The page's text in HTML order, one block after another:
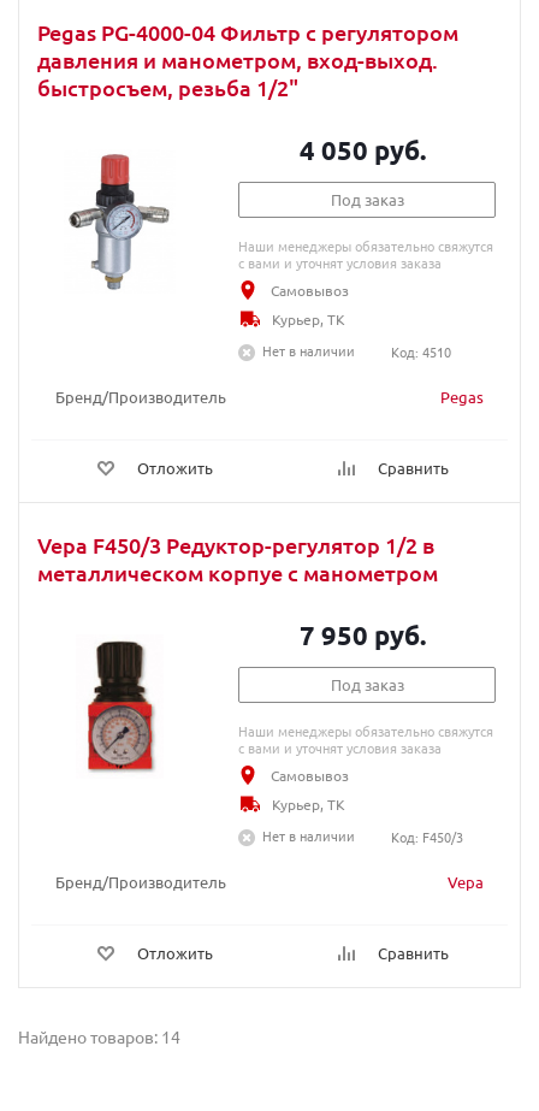
Pegas PG-4000-04 Фильтр с регулятором
давления и манометром, вход-выход.
быстросъем, резьба 1/2"
Бренд/Производитель Pegas
Отложить Сравнить
4 050 руб.
Под заказ
Наши менеджеры обязательно свяжутся
с вами и уточнят условия заказа
Самовывоз
Курьер, ТК
Нет в наличии
Код: 4510
Vepa F450/3 Редуктор-регулятор 1/2 в
металлическом корпуе с манометром
Бренд/Производитель Vepa
Отложить Сравнить
7 950 руб.
Под заказ
Наши менеджеры обязательно свяжутся
с вами и уточнят условия заказа
Самовывоз
Курьер, ТК
Нет в наличии
Код: F450/3
Найдено товаров: 14